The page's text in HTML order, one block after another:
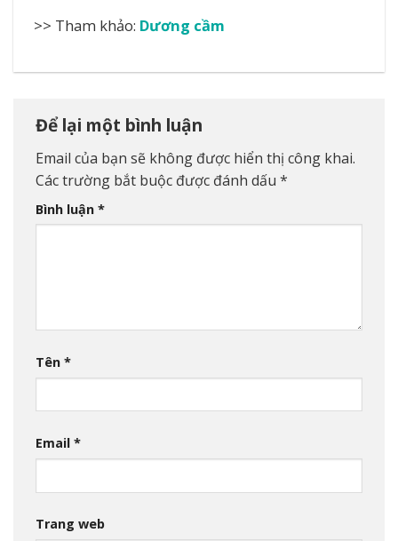
>> Tham khảo: Dương cầm
Để lại một bình luận
Email của bạn sẽ không được hiển thị công khai.
Các trường bắt buộc được đánh dấu *
Bình luận *
Tên *
Email *
Trang web